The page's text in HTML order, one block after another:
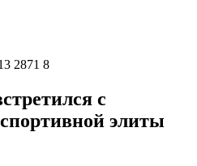
2871 8
с
элиты